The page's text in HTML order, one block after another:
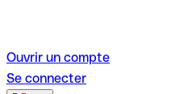
Ouvrir un compte
Se connecter